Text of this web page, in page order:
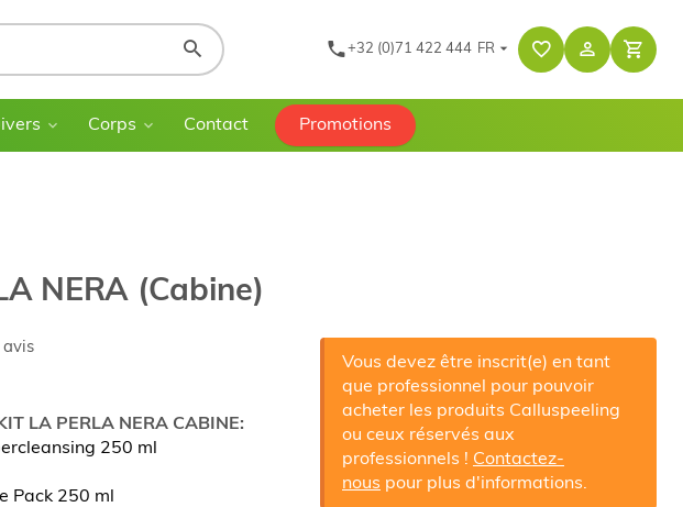
+32 (0)71 422 444 FR
Corps Contact Promotions
NERA (Cabine)
avis
Vous devez être inscrit(e) en tant
que professionnel pour pouvoir
acheter les produits Calluspeeling
ou ceux réservés aux
professionnels ! Contactez-
nous pour plus d'informations.
LA PERLA NERA CABINE:
250 ml
Pack 250 ml